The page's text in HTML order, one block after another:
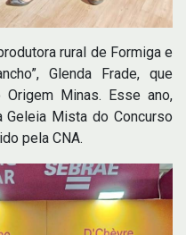
rural de Formiga e
Glenda Frade, que
Minas. Esse ano,
Geleia Mista do Concurso
pela CNA.